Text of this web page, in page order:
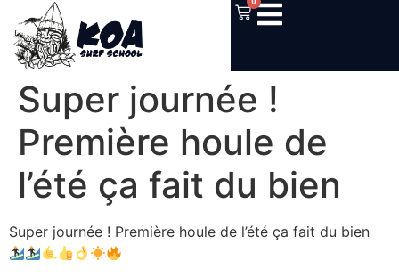
Super journée !
Première houle de
l’été ça fait du bien
Super journée ! Première houle de l’été ça fait du bien